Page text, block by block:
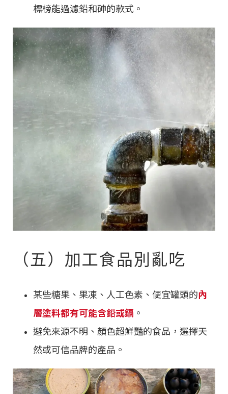
標榜能過濾鉛和砷的款式。
（五）加工食品別亂吃
某些糖果、果凍、人工色素、便宜罐頭的內
層塗料都有可能含鉛或鎘 。
避免來源不明、顏色超鮮豔的食品，選擇天
然或可信品牌的產品。